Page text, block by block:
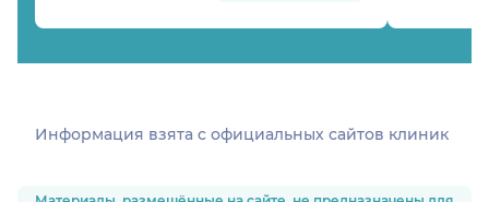
Информация взята c официальных сайтов клиник